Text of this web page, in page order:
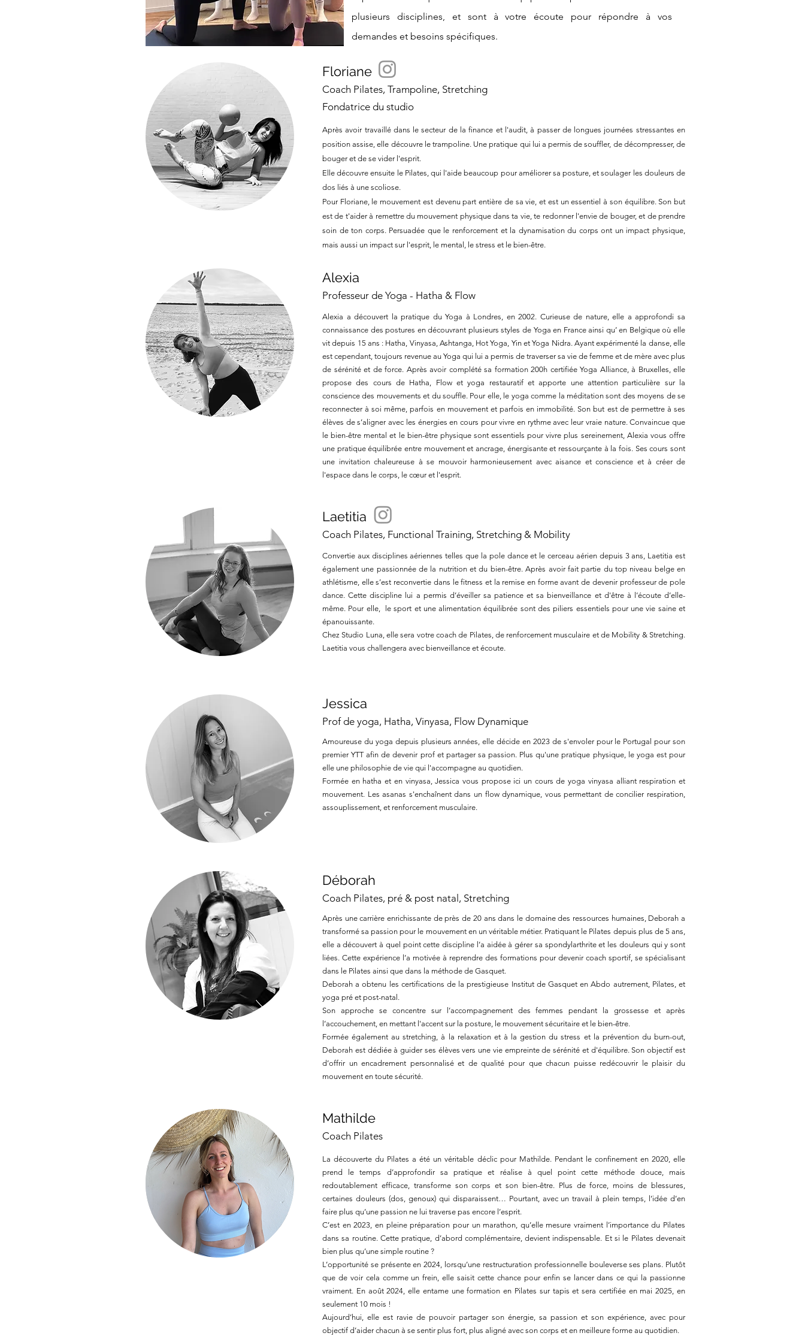
plusieurs disciplines, et sont à votre écoute pour répondre à vos
demandes et besoins spécifiques.
Floriane
Coach Pilates, Trampoline, Stretching
Fondatrice du studio
Après avoir travaillé dans le secteur de la finance et l'audit, à passer de longues journées stressantes en
position assise, elle découvre le trampoline. Une pratique qui lui a permis de souffler, de décompresser, de
bouger et de se vider l'esprit.
Elle découvre ensuite le Pilates, qui l'aide beaucoup pour améliorer sa posture, et soulager les douleurs de
dos liés à une scoliose.
Pour Floriane, le mouvement est devenu part entière de sa vie, et est un essentiel à son équilibre. Son but
est de t'aider à remettre du mouvement physique dans ta vie, te redonner l'envie de bouger, et de prendre
soin de ton corps. Persuadée que le renforcement et la dynamisation du corps ont un impact physique,
mais aussi un impact sur l'esprit, le mental, le stress et le bien-être.
Alexia
Professeur de Yoga - Hatha & Flow
Alexia a découvert la pratique du Yoga à Londres, en 2002. Curieuse de nature, elle a approfondi sa
connaissance des postures en découvrant plusieurs styles de Yoga en France ainsi qu’ en Belgique où elle
vit depuis 15 ans : Hatha, Vinyasa, Ashtanga, Hot Yoga, Yin et Yoga Nidra. Ayant expérimenté la danse, elle
est cependant, toujours revenue au Yoga qui lui a permis de traverser sa vie de femme et de mère avec plus
de sérénité et de force. Après avoir complété sa formation 200h certifiée Yoga Alliance, à Bruxelles, elle
propose des cours de Hatha, Flow et yoga restauratif et apporte une attention particulière sur la
conscience des mouvements et du souffle. Pour elle, le yoga comme la méditation sont des moyens de se
reconnecter à soi même, parfois en mouvement et parfois en immobilité. Son but est de permettre à ses
élèves de s’aligner avec les énergies en cours pour vivre en rythme avec leur vraie nature. Convaincue que
le bien-être mental et le bien-être physique sont essentiels pour vivre plus sereinement, Alexia vous offre
une pratique équilibrée entre mouvement et ancrage, énergisante et ressourçante à la fois. Ses cours sont
une invitation chaleureuse à se mouvoir harmonieusement avec aisance et conscience et à créer de
l'espace dans le corps, le cœur et l'esprit.
Laetitia
Coach Pilates, Functional Training, Stretching & Mobility
Convertie aux disciplines aériennes telles que la pole dance et le cerceau aérien depuis 3 ans, Laetitia est
également une passionnée de la nutrition et du bien-être. Après avoir fait partie du top niveau belge en
athlétisme, elle s’est reconvertie dans le fitness et la remise en forme avant de devenir professeur de pole
dance. Cette discipline lui a permis d’éveiller sa patience et sa bienveillance et d'être à l’écoute d’elle-
même. Pour elle, le sport et une alimentation équilibrée sont des piliers essentiels pour une vie saine et
épanouissante.
Chez Studio Luna, elle sera votre coach de Pilates, de renforcement musculaire et de Mobility & Stretching.
Laetitia vous challengera avec bienveillance et écoute.
Jessica
Prof de yoga, Hatha, Vinyasa, Flow Dynamique
Amoureuse du yoga depuis plusieurs années, elle décide en 2023 de s'envoler pour le Portugal pour son
premier YTT afin de devenir prof et partager sa passion. Plus qu'une pratique physique, le yoga est pour
elle une philosophie de vie qui l'accompagne au quotidien.
Formée en hatha et en vinyasa, Jessica vous propose ici un cours de yoga vinyasa alliant respiration et
mouvement. Les asanas s'enchaînent dans un flow dynamique, vous permettant de concilier respiration,
assouplissement, et renforcement musculaire.
Déborah
Coach Pilates, pré & post natal, Stretching
Après une carrière enrichissante de près de 20 ans dans le domaine des ressources humaines, Deborah a
transformé sa passion pour le mouvement en un véritable métier. Pratiquant le Pilates depuis plus de 5 ans,
elle a découvert à quel point cette discipline l’a aidée à gérer sa spondylarthrite et les douleurs qui y sont
liées. Cette expérience l’a motivée à reprendre des formations pour devenir coach sportif, se spécialisant
dans le Pilates ainsi que dans la méthode de Gasquet.
Deborah a obtenu les certifications de la prestigieuse Institut de Gasquet en Abdo autrement, Pilates, et
yoga pré et post-natal.
Son approche se concentre sur l’accompagnement des femmes pendant la grossesse et après
l’accouchement, en mettant l'accent sur la posture, le mouvement sécuritaire et le bien-être.
Formée également au stretching, à la relaxation et à la gestion du stress et la prévention du burn-out,
Deborah est dédiée à guider ses élèves vers une vie empreinte de sérénité et d'équilibre. Son objectif est
d’offrir un encadrement personnalisé et de qualité pour que chacun puisse redécouvrir le plaisir du
mouvement en toute sécurité.
Mathilde
Coach Pilates
La découverte du Pilates a été un véritable déclic pour Mathilde. Pendant le confinement en 2020, elle
prend le temps d’approfondir sa pratique et réalise à quel point cette méthode douce, mais
redoutablement efficace, transforme son corps et son bien-être. Plus de force, moins de blessures,
certaines douleurs (dos, genoux) qui disparaissent… Pourtant, avec un travail à plein temps, l’idée d’en
faire plus qu’une passion ne lui traverse pas encore l’esprit.
C’est en 2023, en pleine préparation pour un marathon, qu’elle mesure vraiment l’importance du Pilates
dans sa routine. Cette pratique, d’abord complémentaire, devient indispensable. Et si le Pilates devenait
bien plus qu’une simple routine ?
L’opportunité se présente en 2024, lorsqu’une restructuration professionnelle bouleverse ses plans. Plutôt
que de voir cela comme un frein, elle saisit cette chance pour enfin se lancer dans ce qui la passionne
vraiment. En août 2024, elle entame une formation en Pilates sur tapis et sera certifiée en mai 2025, en
seulement 10 mois !
Aujourd’hui, elle est ravie de pouvoir partager son énergie, sa passion et son expérience, avec pour
objectif d’aider chacun à se sentir plus fort, plus aligné avec son corps et en meilleure forme au quotidien.